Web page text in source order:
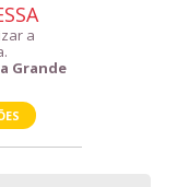
a
Grande